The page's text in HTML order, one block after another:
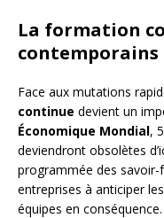
La formation
contemporains
Face aux mutations
continue devient un
Économique Mondial,
deviendront obsolètes
programmée des
entreprises à anticiper
équipes en conséquence.